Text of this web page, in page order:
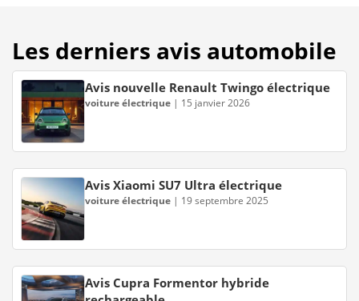
Les derniers avis automobile
Avis nouvelle Renault Twingo électrique
voiture électrique | 15 janvier 2026
Avis Xiaomi SU7 Ultra électrique
voiture électrique | 19 septembre 2025
Avis Cupra Formentor hybride